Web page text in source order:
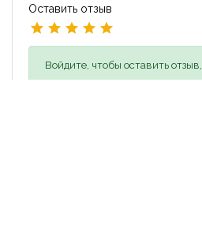
Оставить отзыв
Войдите, чтобы оставить отзыв,